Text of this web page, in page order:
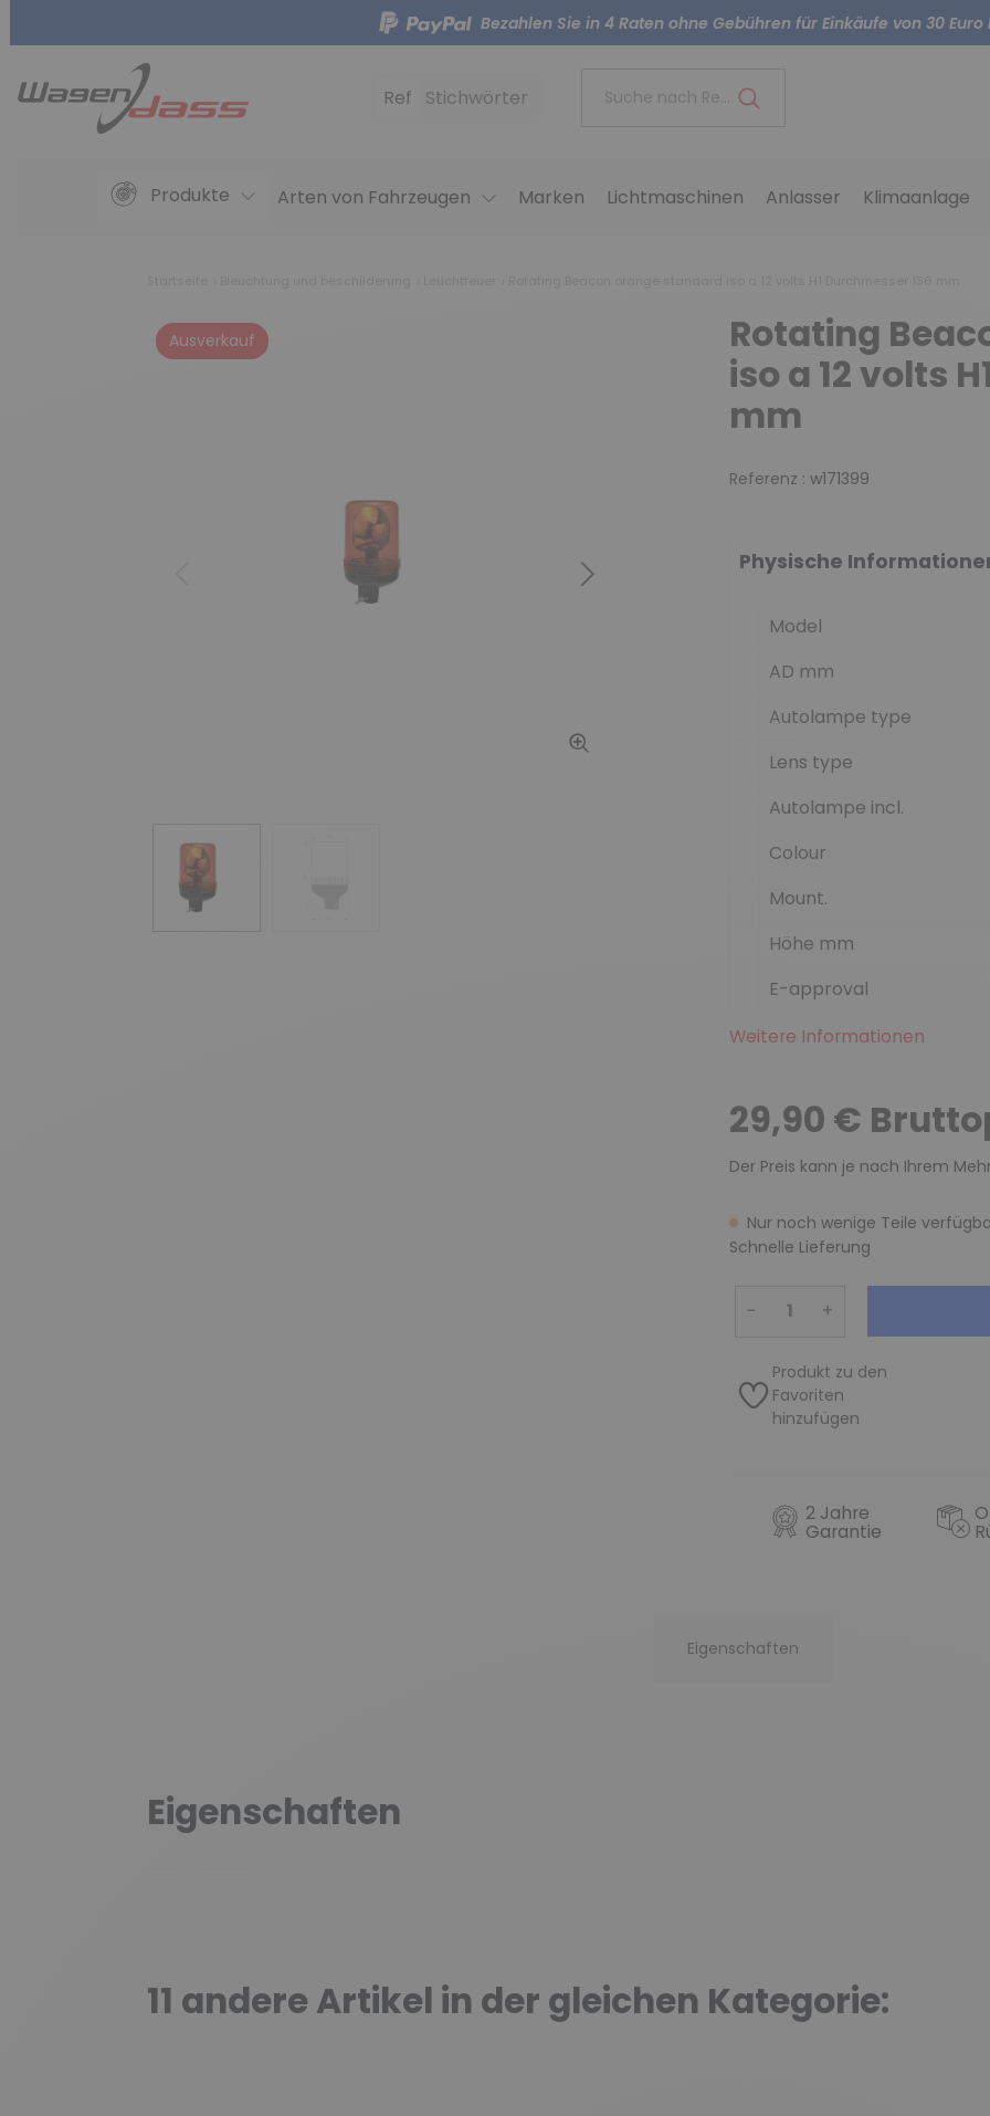
Bezahlen Sie in 4 Raten ohne Gebühren für Einkäufe von 30 Euro
Ref Stichwörter Suche nach Referenz..
Produkte Arten von Fahrzeugen Marken Lichtmaschinen Anlasser Klimaanlage
Ausverkauf
Weiter
Rotating
iso a 12 volts
mm
Referenz : w171399
Physische
Model
AD mm
Autolampe type
Lens type
Autolampe incl.
Colour
Mount.
Höhe mm
E-approval
Weitere Informationen
29,90 €
Der Preis kann je nach Ihrem
Nur noch wenige Teile
Schnelle Lieferung
− +
Produkt zu den
Favoriten
hinzufügen
2 Jahre
Garantie
Eigenschaften
Eigenschaften
11 andere Artikel in der gleichen Kategorie: